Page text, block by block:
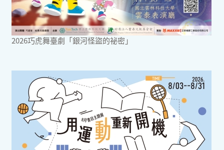
2026巧虎舞臺劇「銀河怪盜的祕密」